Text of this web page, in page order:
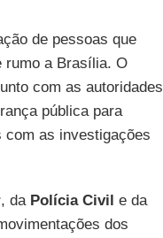
de pessoas que
rumo a Brasília. O
com as autoridades
pública para
com as investigações
, da Polícia Civil e da
dos